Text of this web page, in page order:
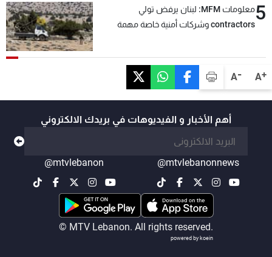
A+
A-
5
معلومات MFM: لبنان يرفض تولي
contractors وشركات أمنية خاصة مهمة
أهم الأخبار و الفيديوهات في بريدك الالكتروني
@mtvlebanonnews
@mtvlebanon
© MTV Lebanon. All rights reserved.
powered by koein